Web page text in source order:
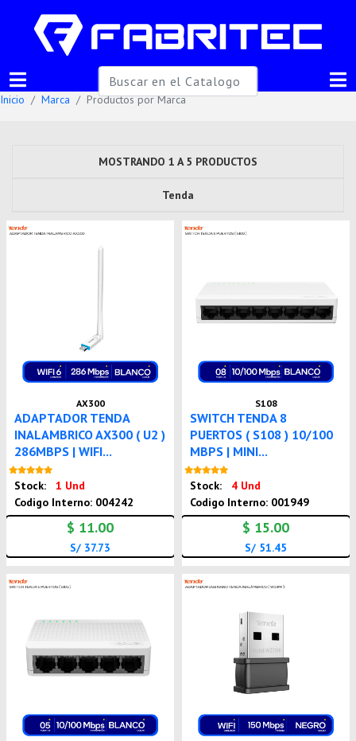
Inicio Marca Productos por Marca
MOSTRANDO 1 A 5 PRODUCTOS
Tenda
AX300
ADAPTADOR TENDA
INALAMBRICO AX300 ( U2 )
286MBPS | WIFI...
Stock:
1 Und
Codigo Interno: 004242
$ 11.00
S/ 37.73
S108
SWITCH TENDA 8
PUERTOS ( S108 ) 10/100
MBPS | MINI...
Stock:
4 Und
Codigo Interno: 001949
$ 15.00
S/ 51.45